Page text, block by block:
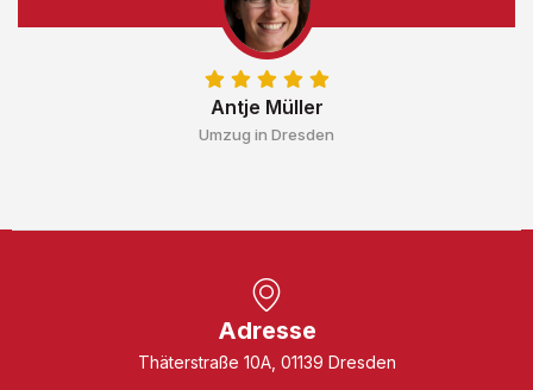
Antje Müller
Umzug in Dresden
Adresse
Thäterstraße 10A, 01139 Dresden